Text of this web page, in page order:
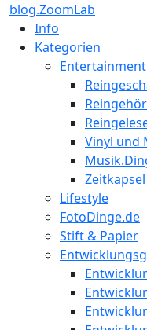
blog.ZoomLab
Info
Kategorien
Entertainment
Vinyl und
Zeitkapsel
Lifestyle
FotoDinge.de
Stift & Papier